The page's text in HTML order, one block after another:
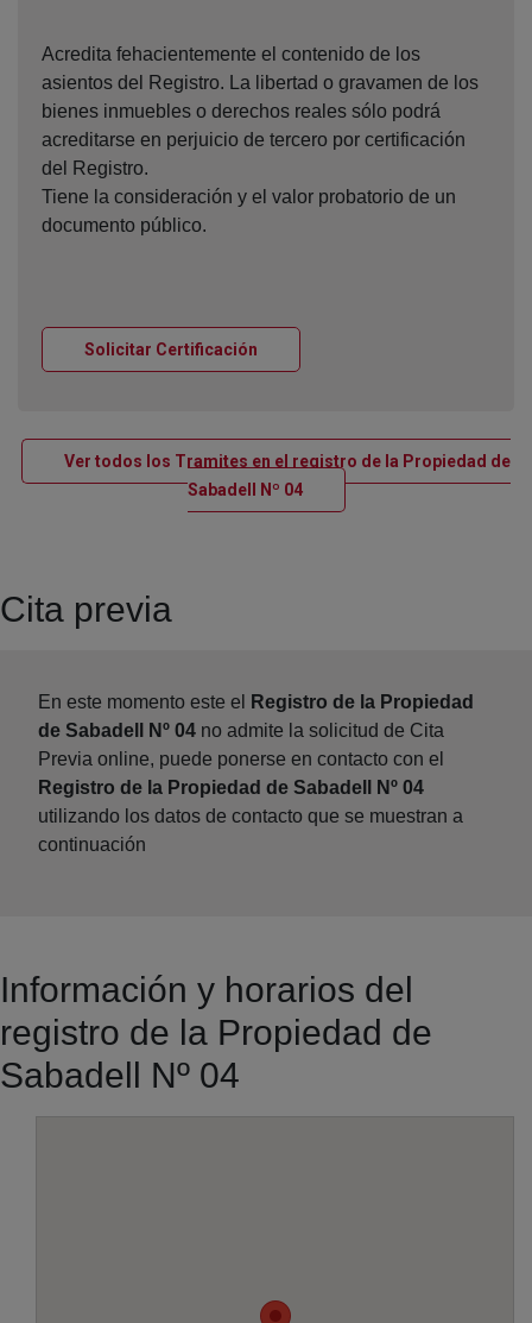
Acredita fehacientemente el contenido de los
asientos del Registro. La libertad o gravamen de los
bienes inmuebles o derechos reales sólo podrá
acreditarse en perjuicio de tercero por certificación
del Registro.
Tiene la consideración y el valor probatorio de un
documento público.
Solicitar Certificación
Ver todos los Tramites en el registro de la Propiedad de
Sabadell Nº 04Ventana nueva
Cita previa
En este momento este el
Registro de la Propiedad
de Sabadell Nº 04 no admite la solicitud de Cita
Previa online, puede ponerse en contacto con el
Registro de la Propiedad de Sabadell Nº 04
utilizando los datos de contacto que se muestran a
continuación
Información y horarios del
registro de la Propiedad de
Sabadell Nº 04